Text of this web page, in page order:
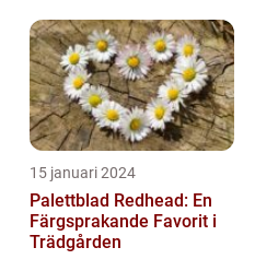
15 januari 2024
Palettblad Redhead: En
Färgsprakande Favorit i
Trädgården